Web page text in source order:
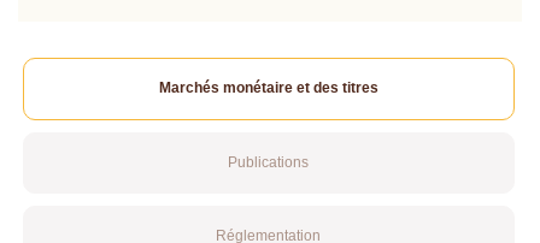
Marchés monétaire et des titres
Publications
Réglementation